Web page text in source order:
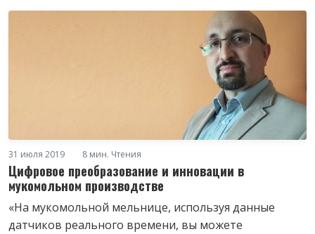
31 июля 2019 8 мин. Чтения
Цифровое преобразование и инновации в
мукомольном производстве
«На мукомольной мельнице, используя данные
датчиков реального времени, вы можете